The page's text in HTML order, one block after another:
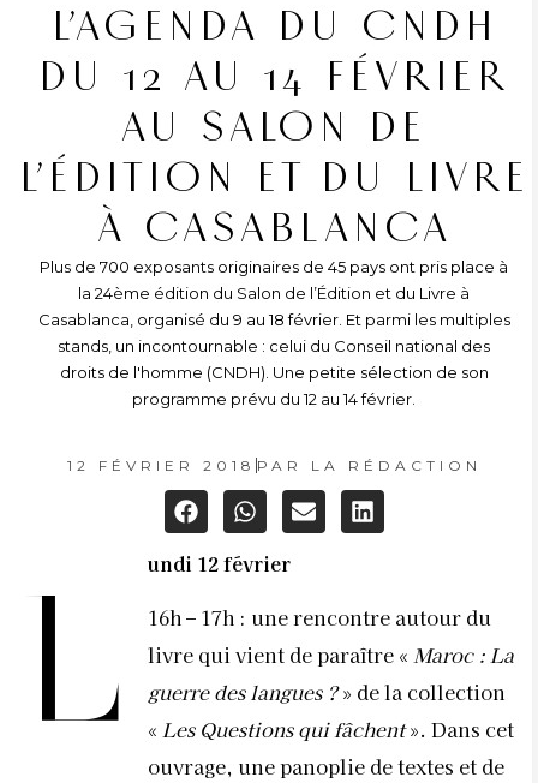
L’AGENDA DU CNDH
DU 12 AU 14 FÉVRIER
AU SALON DE
L’ÉDITION ET DU LIVRE
À CASABLANCA
Plus de 700 exposants originaires de 45 pays ont pris place à
la 24ème édition du Salon de l’Édition et du Livre à
Casablanca, organisé du 9 au 18 février. Et parmi les multiples
stands, un incontournable : celui du Conseil national des
droits de l'homme (CNDH). Une petite sélection de son
programme prévu du 12 au 14 février.
12 FÉVRIER 2018 PAR LA RÉDACTION
L
undi 12 février
16h – 17h : une rencontre autour du
livre qui vient de paraître « Maroc : La
guerre des langues ?» de la collection
« Les Questions qui fâchent». Dans cet
ouvrage, une panoplie de textes et de